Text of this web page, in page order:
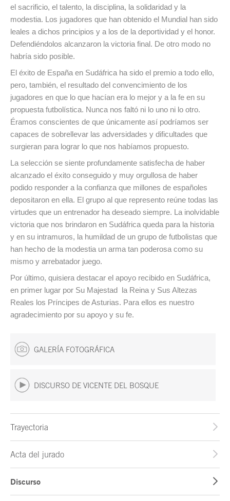
el sacrificio, el talento, la disciplina, la solidaridad y la
modestia. Los jugadores que han obtenido el Mundial han sido
leales a dichos principios y a los de la deportividad y el honor.
Defendiéndolos alcanzaron la victoria final. De otro modo no
habría sido posible.
El éxito de España en Sudáfrica ha sido el premio a todo ello,
pero, también, el resultado del convencimiento de los
jugadores en que lo que hacían era lo mejor y a la fe en su
propuesta futbolística. Nunca nos faltó ni lo uno ni lo otro.
Éramos conscientes de que únicamente así podríamos ser
capaces de sobrellevar las adversidades y dificultades que
surgieran para lograr lo que nos habíamos propuesto.
La selección se siente profundamente satisfecha de haber
alcanzado el éxito conseguido y muy orgullosa de haber
podido responder a la confianza que millones de españoles
depositaron en ella. El grupo al que represento reúne todas las
virtudes que un entrenador ha deseado siempre. La inolvidable
victoria que nos brindaron en Sudáfrica queda para la historia
y en su intramuros, la humildad de un grupo de futbolistas que
han hecho de la modestia un arma tan poderosa como su
mismo y arrebatador juego.
Por último, quisiera destacar el apoyo recibido en Sudáfrica,
en primer lugar por Su Majestad la Reina y Sus Altezas
Reales los Príncipes de Asturias. Para ellos es nuestro
agradecimiento por su apoyo y su fe.
GALERÍA FOTOGRÁFICA
DISCURSO DE VICENTE DEL BOSQUE
Trayectoria
Acta del jurado
Discurso